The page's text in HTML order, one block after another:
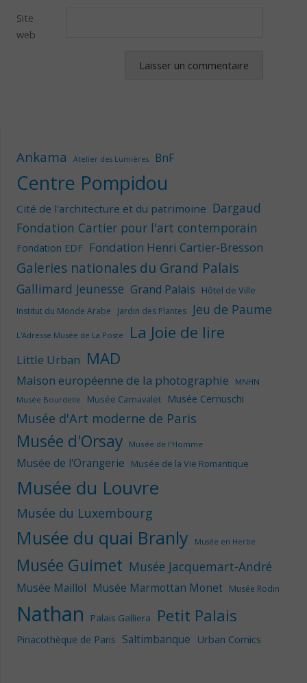
Site
web
Ankama Atelier des Lumières BnF
Centre Pompidou
Cité de l'architecture et du patrimoine Dargaud
Fondation Cartier pour l'art contemporain
Fondation EDF Fondation Henri Cartier-Bresson
Galeries nationales du Grand Palais
Gallimard Jeunesse Grand Palais Hôtel de Ville
Institut du Monde Arabe Jardin des Plantes Jeu de Paume
L'Adresse Musée de La Poste La Joie de lire
Little Urban MAD
Maison européenne de la photographie
MNHN
Musée Bourdelle
Musée Carnavalet Musée Cernuschi
Musée d'Art moderne de Paris
Musée d'Orsay Musée de l'Homme
Musée de l'Orangerie Musée de la Vie Romantique
Musée du Louvre
Musée du Luxembourg
Musée du quai Branly Musée en Herbe
Musée Guimet Musée Jacquemart-André
Musée Maillol Musée Marmottan Monet Musée Rodin
Nathan Palais Galliera Petit Palais
Pinacothèque de Paris Saltimbanque Urban Comics